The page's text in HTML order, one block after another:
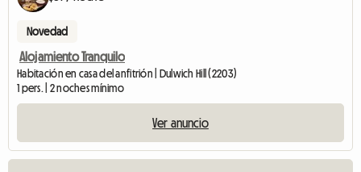
Novedad
Alojamiento Tranquilo
Habitación en casa del anfitrión | Dulwich Hill (2203)
1 pers. | 2 noches mínimo
Ver anuncio